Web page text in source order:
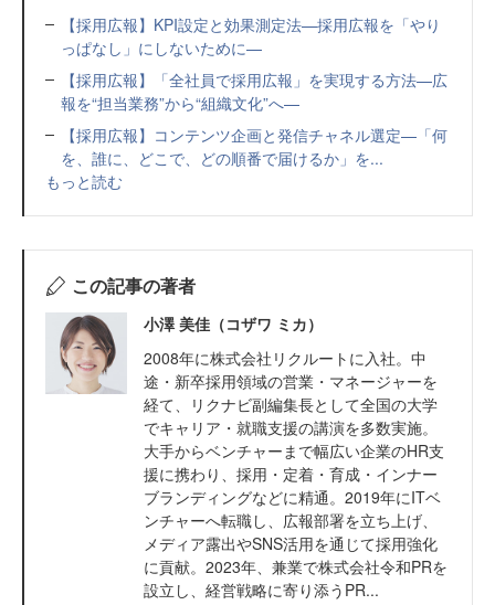
【採用広報】KPI設定と効果測定法—採用広報を「やり
っぱなし」にしないために—
【採用広報】「全社員で採用広報」を実現する方法—広
報を“担当業務”から“組織文化”へ—
【採用広報】コンテンツ企画と発信チャネル選定—「何
を、誰に、どこで、どの順番で届けるか」を...
もっと読む
この記事の著者
小澤 美佳（コザワ ミカ）
2008年に株式会社リクルートに入社。中
途・新卒採用領域の営業・マネージャーを
経て、リクナビ副編集長として全国の大学
でキャリア・就職支援の講演を多数実施。
大手からベンチャーまで幅広い企業のHR支
援に携わり、採用・定着・育成・インナー
ブランディングなどに精通。2019年にITベ
ンチャーへ転職し、広報部署を立ち上げ、
メディア露出やSNS活用を通じて採用強化
に貢献。2023年、兼業で株式会社令和PRを
設立し、経営戦略に寄り添うPR...